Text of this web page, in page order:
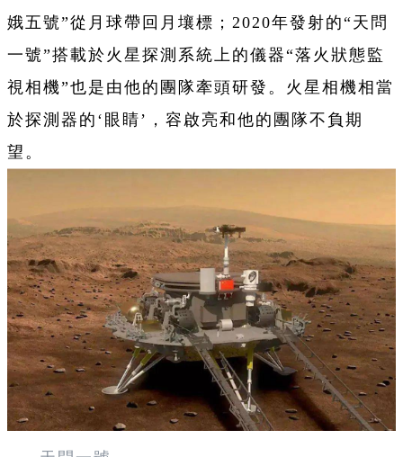
娥五號”從月球帶回月壤標；2020年發射的“天問
一號”搭載於火星探測系統上的儀器“落火狀態監
視相機”也是由他的團隊牽頭研發。火星相機相當
於探測器的‘眼睛’，容啟亮和他的團隊不負期
望。